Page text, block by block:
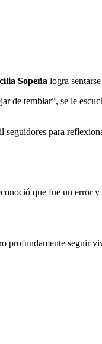
Sopeña logra
de temblar”, se le
seguidores para
que fue un error
profundamente seguir